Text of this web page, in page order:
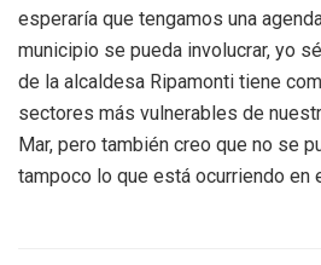
esperaría que tengamos una
municipio se pueda involucrar, yo
de la alcaldesa Ripamonti tiene
sectores más vulnerables de
Mar, pero también creo que no se
tampoco lo que está ocurriendo en